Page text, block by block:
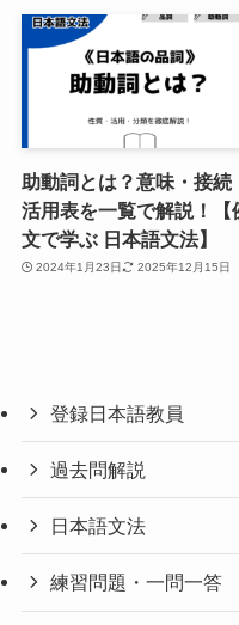
助動詞とは？意味・接続
活用表を一覧で解説！【
文で学ぶ 日本語文法】
2024年1月23日 2025年12月15日
登録日本語教員
過去問解説
日本語文法
練習問題・一問一答